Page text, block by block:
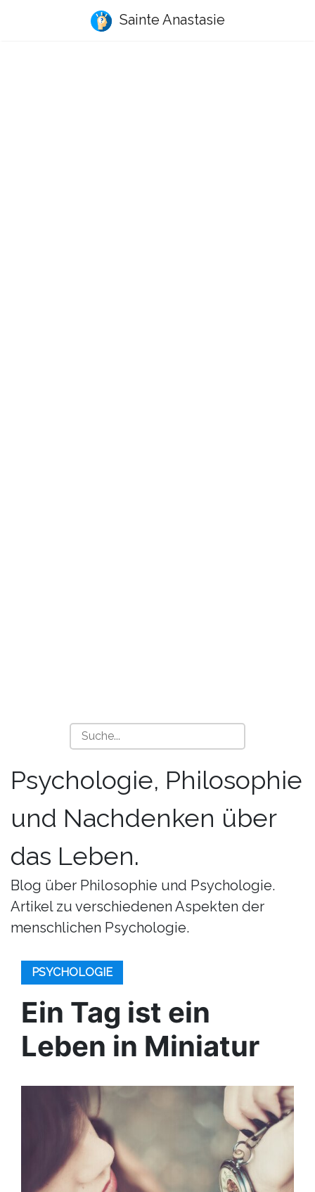
Sainte Anastasie
Psychologie, Philosophie
und Nachdenken über
das Leben.
Blog über Philosophie und Psychologie.
Artikel zu verschiedenen Aspekten der
menschlichen Psychologie.
PSYCHOLOGIE
Ein Tag ist ein
Leben in Miniatur